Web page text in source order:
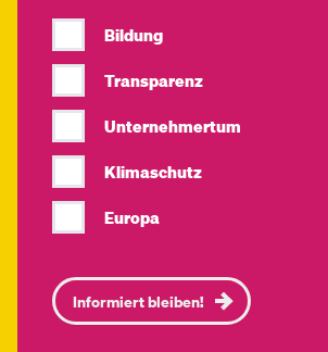
Bildung
Transparenz
Unternehmertum
Klimaschutz
Europa
Informiert bleiben!